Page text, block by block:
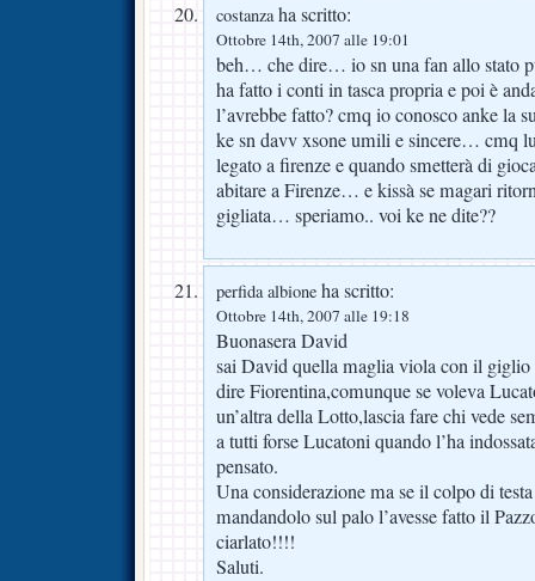
costanzaha scritto:
Ottobre 14th, 2007 alle 19:01
beh… che dire… io sn una fan allo stato
ha fatto i conti in tasca propria e poi è
l’avrebbe fatto? cmq io conosco anke la
ke sn davv xsone umili e sincere… cmq
legato a firenze e quando smetterà di
abitare a Firenze… e kissà se magari
gigliata… speriamo.. voi ke ne dite??
perfida albione ha scritto:
Ottobre 14th, 2007 alle 19:18
Buonasera David
sai David quella maglia viola con il giglio
dire Fiorentina,comunque se voleva
un’altra della Lotto,lascia fare chi vede
a tutti forse Lucatoni quando l’ha
pensato.
Una considerazione ma se il colpo di
mandandolo sul palo l’avesse fatto il
ciarlato!!!!
Saluti.